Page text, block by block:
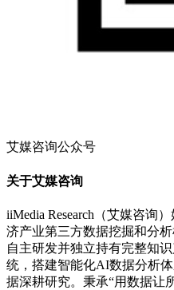
艾媒咨询公众号
关于艾媒咨询
iiMedia Research（艾媒咨询
济产业第三方数据挖掘和分
自主研发并独立持有完整知
统，搭建智能化AI数据分析
据深耕研究。秉承“用数据让